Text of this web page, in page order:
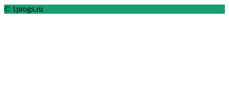
© 1progs.ru